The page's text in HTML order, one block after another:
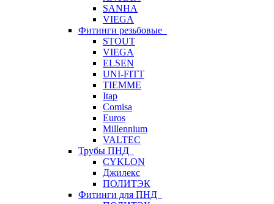
SANHA
VIEGA
Фитинги резьбовые
STOUT
VIEGA
ELSEN
UNI-FITT
TIEMME
Itap
Comisa
Euros
Millennium
VALTEC
Трубы ПНД
CYKLON
Джилекс
ПОЛИТЭК
Фитинги для ПНД